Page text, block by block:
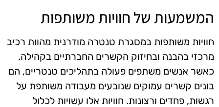
המשמעות של חוויות משותפות
חוויות משותפות במסגרת טנטרה מודרנית מהוות רכיב
מרכזי בהבנה ובחיזוק הקשרים החברתיים בקהילה.
כאשר אנשים משתפים פעולה בתהליכים טנטריים, הם
בונים קשרים עמוקים שנובעים מעבודה משותפת על
רגשות, פחדים ורצונות. חוויות אלו עשויות לכלול